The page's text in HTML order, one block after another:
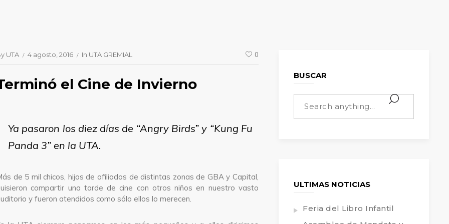
UTA 4 agosto, 2016 In UTA GREMIAL 0
el Cine de Invierno
Ya pasaron los diez días de “Angry Birds” y “Kung Fu
Panda 3” en la UTA.
de 5 mil chicos, hijos de afiliados de distintas zonas de GBA y Capital,
compartir una tarde de cine con otros niños en nuestro vasto
y fueron atendidos como sólo ellos lo merecen.
BUSCAR
ULTIMAS NOTICIAS
Feria del Libro Infantil